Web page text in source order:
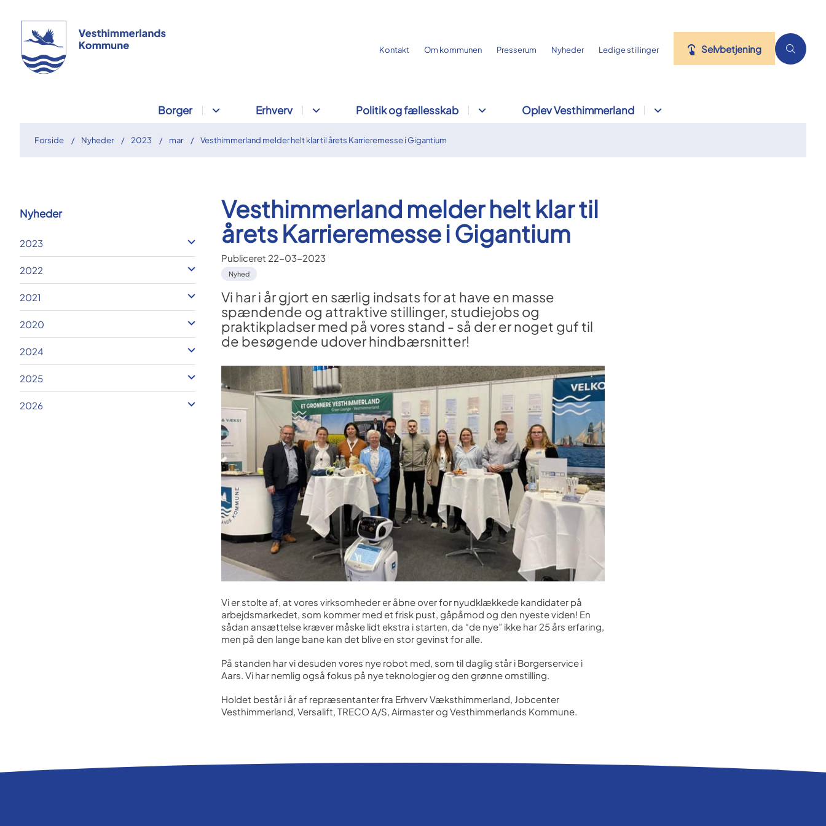
Kontakt Om kommunen Presserum Nyheder Ledige stillinger Selvbetjening
Borger Erhverv Politik og fællesskab Oplev Vesthimmerland
Forside Nyheder 2023 mar Vesthimmerland melder helt klar til årets Karrieremesse i Gigantium
Nyheder
2023
2022
2021
2020
2024
2025
2026
Vesthimmerland melder helt klar til
årets Karrieremesse i Gigantium
Publiceret 22-03-2023
Nyhed
Vi har i år gjort en særlig indsats for at have en masse
spændende og attraktive stillinger, studiejobs og
praktikpladser med på vores stand - så der er noget guf til
de besøgende udover hindbærsnitter!
Vi er stolte af, at vores virksomheder er åbne over for nyudklækkede kandidater på
arbejdsmarkedet, som kommer med et frisk pust, gåpåmod og den nyeste viden! En
sådan ansættelse kræver måske lidt ekstra i starten, da “de nye” ikke har 25 års erfaring,
men på den lange bane kan det blive en stor gevinst for alle.
På standen har vi desuden vores nye robot med, som til daglig står i Borgerservice i
Aars. Vi har nemlig også fokus på nye teknologier og den grønne omstilling.
Holdet består i år af repræsentanter fra Erhverv Væksthimmerland, Jobcenter
Vesthimmerland, Versalift, TRECO A/S, Airmaster og Vesthimmerlands Kommune.